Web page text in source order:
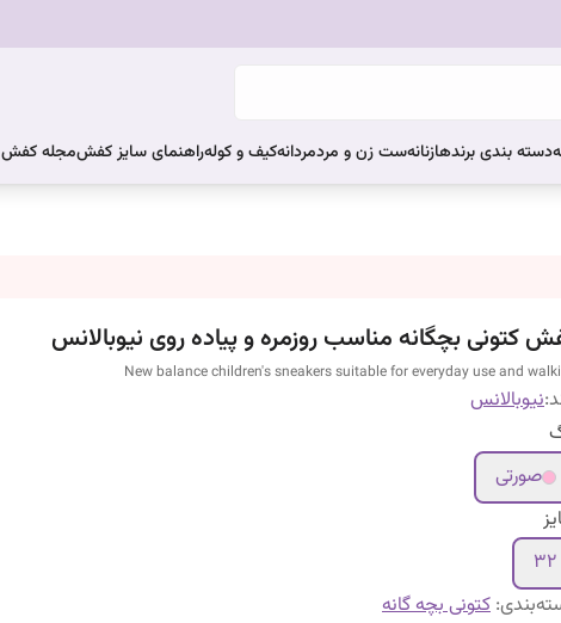
دسته بندی برندهازنانهست زن و مردمردانهکیف و کولهراهنمای سایز کفشمجله کفش
کتونی بچگانه مناسب روزمره و پیاده روی نیوبالانس
New balance children's sneakers suitable for everyday use and
نیوبالانس
صورتی
۳۲
: کتونی بچه گانه